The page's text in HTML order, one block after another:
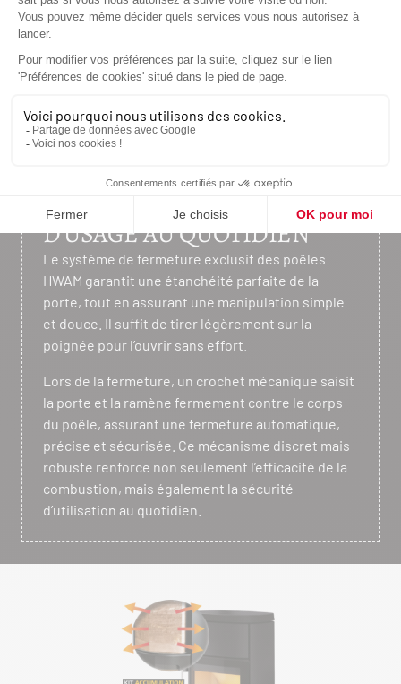
SÉCURITÉ ET CONFORT
D’USAGE AU QUOTIDIEN
Le système de fermeture exclusif des poêles
HWAM garantit une étanchéité parfaite de la
porte, tout en assurant une manipulation simple
et douce. Il suffit de tirer légèrement sur la
poignée pour l’ouvrir sans effort.
Lors de la fermeture, un crochet mécanique saisit
la porte et la ramène fermement contre le corps
du poêle, assurant une fermeture automatique,
précise et sécurisée. Ce mécanisme discret mais
robuste renforce non seulement l’efficacité de la
combustion, mais également la sécurité
d’utilisation au quotidien.